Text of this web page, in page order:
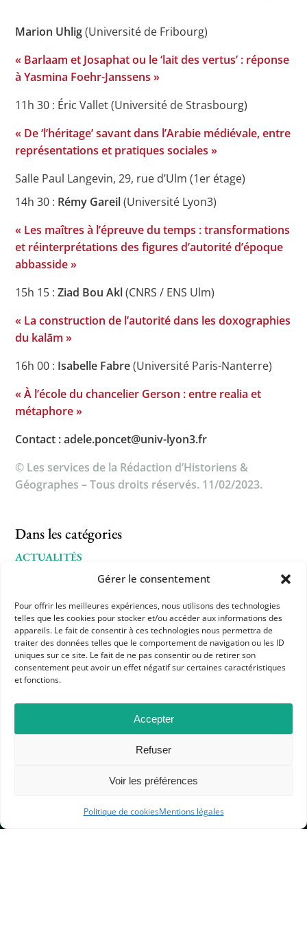
Gérer le consentement
Pour offrir les meilleures expériences, nous utilisons des technologies
telles que les cookies pour stocker et/ou accéder aux informations des
appareils. Le fait de consentir à ces technologies nous permettra de
traiter des données telles que le comportement de navigation ou les ID
uniques sur ce site. Le fait de ne pas consentir ou de retirer son
consentement peut avoir un effet négatif sur certaines caractéristiques
et fonctions.
Accepter
Refuser
Voir les préférences
Politique de cookiesMentions légales
Marion Uhlig(Université de Fribourg)
« Barlaam et Josaphat ou le ‘lait des vertus’ : réponse
à Yasmina Foehr-Janssens »
11h 30 : Éric Vallet (Université de Strasbourg)
« De ‘l’héritage’ savant dans l’Arabie médiévale, entre
représentations et pratiques sociales »
Salle Paul Langevin, 29, rue d’Ulm (1er étage)
14h 30 : Rémy Gareil(Université Lyon3)
« Les maîtres à l’épreuve du temps : transformations
et réinterprétations des figures d’autorité d’époque
abbasside »
15h 15 :Ziad Bou Akl(CNRS / ENS Ulm)
« La construction de l’autorité dans les doxographies
du kalām »
16h 00 : Isabelle Fabre(Université Paris-Nanterre)
« À l’école du chancelier Gerson : entre realia et
métaphore »
Contact : adele.poncet@univ-lyon3.fr
© Les services de la Rédaction d’Historiens &
Géographes – Tous droits réservés. 11/02/2023.
Dans les catégories
ACTUALITÉS
JOURNÉES D'ÉTUDE APHG L'APHG VOUS SIGNALE
APHG
Association des professeurs d'histoire et géographie
+ 33 0(1) 42 33 62 37
BP 6541 – 75065 Paris Cedex 02